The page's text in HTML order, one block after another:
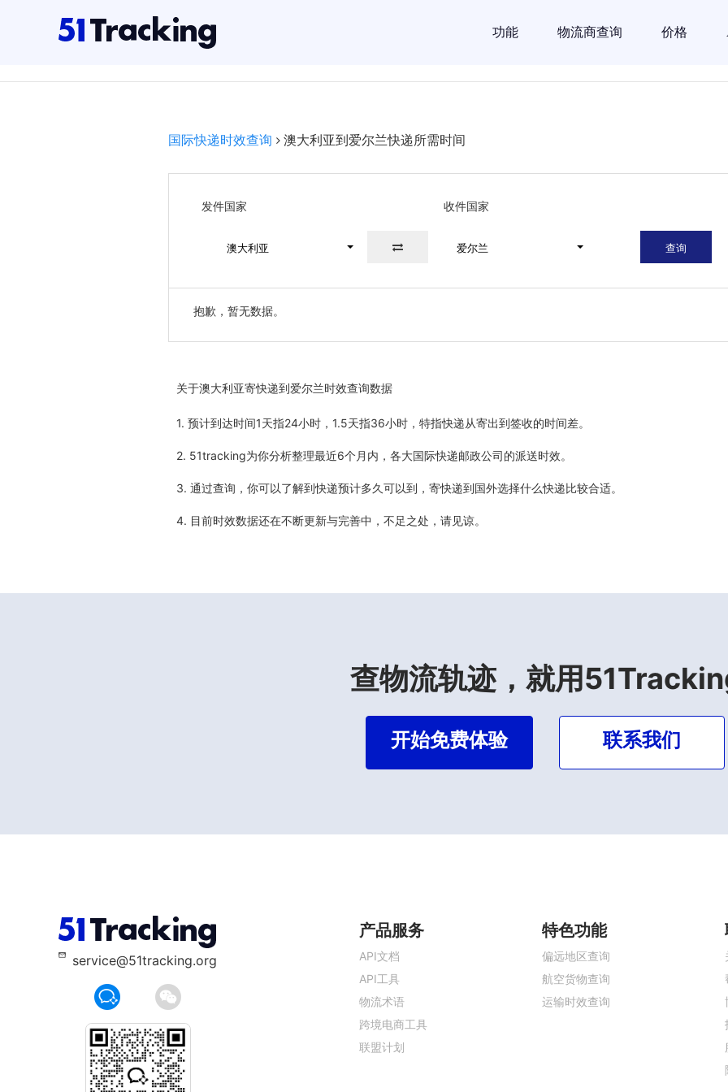
功能 物流商查询 价格
国际快递时效查询 澳大利亚到爱尔兰快递所需时间
发件国家 收件国家
澳大利亚 爱尔兰 查询
抱歉，暂无数据。
关于澳大利亚寄快递到爱尔兰时效查询数据
1. 预计到达时间1天指24小时，1.5天指36小时，特指快递从寄出到签收的时间差。
2. 51tracking为你分析整理最近6个月内，各大国际快递邮政公司的派送时效。
3. 通过查询，你可以了解到快递预计多久可以到，寄快递到国外选择什么快递比较合适。
4. 目前时效数据还在不断更新与完善中，不足之处，请见谅。
查物流轨迹，就用
开始免费体验 联系我们
service@51tracking.org
产品服务
API文档
API工具
物流术语
跨境电商工具
联盟计划
特色功能
偏远地区查询
航空货物查询
运输时效查询